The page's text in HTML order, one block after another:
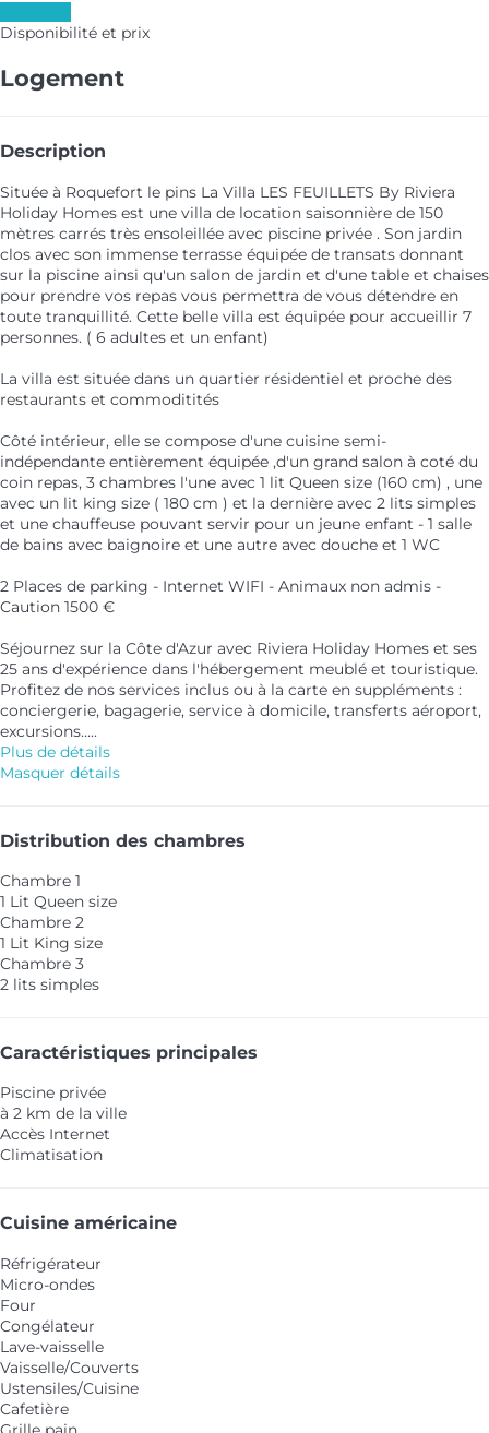
Disponibilité et prix
Logement
Description
Située à Roquefort le pins La Villa LES FEUILLETS By Riviera
Holiday Homes est une villa de location saisonnière de 150
mètres carrés très ensoleillée avec piscine privée . Son jardin
clos avec son immense terrasse équipée de transats donnant
sur la piscine ainsi qu'un salon de jardin et d'une table et chaises
pour prendre vos repas vous permettra de vous détendre en
toute tranquillité. Cette belle villa est équipée pour accueillir 7
personnes. ( 6 adultes et un enfant)
La villa est située dans un quartier résidentiel et proche des
restaurants et commoditités
Côté intérieur, elle se compose d'une cuisine semi-
indépendante entièrement équipée ,d'un grand salon à coté du
coin repas, 3 chambres l'une avec 1 lit Queen size (160 cm) , une
avec un lit king size ( 180 cm ) et la dernière avec 2 lits simples
et une chauffeuse pouvant servir pour un jeune enfant - 1 salle
de bains avec baignoire et une autre avec douche et 1 WC
2 Places de parking - Internet WIFI - Animaux non admis -
Caution 1500 €
Séjournez sur la Côte d'Azur avec Riviera Holiday Homes et ses
25 ans d'expérience dans l'hébergement meublé et touristique.
Profitez de nos services inclus ou à la carte en suppléments :
conciergerie, bagagerie, service à domicile, transferts aéroport,
excursions.....
Plus de détails
Masquer détails
Distribution des chambres
Chambre 1
1 Lit Queen size
Chambre 2
1 Lit King size
Chambre 3
2 lits simples
Caractéristiques principales
Piscine privée
à 2 km de la ville
Accès Internet
Climatisation
Cuisine américaine
Réfrigérateur
Micro-ondes
Four
Congélateur
Lave-vaisselle
Vaisselle/Couverts
Ustensiles/Cuisine
Cafetière